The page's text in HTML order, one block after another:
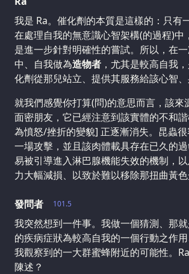
我是 Ra。催化劑的本質是這樣的：只有
在處理自我的無意識心智架構(的過程)中
是進一步針對明確性的嘗試。所以，在
中、自我做為造物者 ，尤其是較高自我
化劑從那兒站立、提供其服務給該心智、
就我們感覺你打算(問)的意思而言，該來
面密朋友，它已經注意到該實體的不和
為憤怒/挫折的變貌] 正逐漸消失。昆蟲
一場攻擊，並且該肉體載具存在已久的
易被引導進入淋巴腺機能失效的機制，
力大幅減損、以致於難以移除那扭曲黃色
101.5
發問者
我突然想到一件事。我做一個猜測、那
的疾病症狀為較高自我的一個行動之作
我觀察到的一大群蜜蜂附近的可能性。
陳述？